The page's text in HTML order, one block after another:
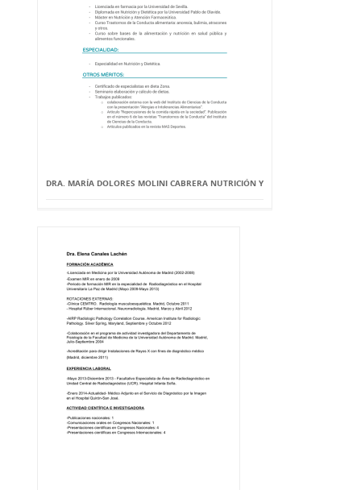
DRA. MARÍA DOLORES MOLINI CABRERA NUTRICIÓN Y